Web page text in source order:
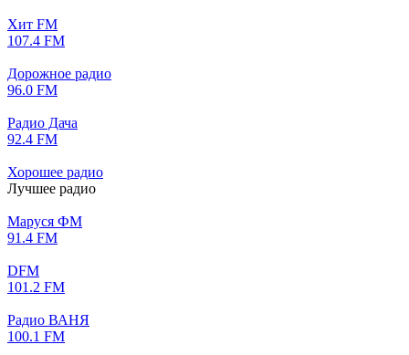
Хит FM
107.4 FM
Дорожное радио
96.0 FM
Радио Дача
92.4 FM
Хорошее радио
Лучшее радио
Маруся ФМ
91.4 FM
DFM
101.2 FM
Радио ВАНЯ
100.1 FM